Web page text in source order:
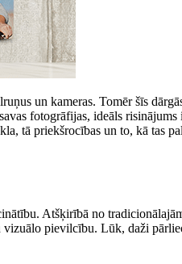
un kameras. Tomēr šīs
fotogrāfijas, ideāls risinājums
tā priekšrocības un to, kā tas
Atšķirībā no
vizuālo pievilcību. Lūk, daži